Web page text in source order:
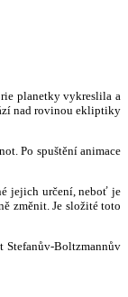
planetky vykreslila a
nad rovinou ekliptiky
Po spuštění animace
jejich určení, neboť je
změnit. Je složité toto
Stefanův-Boltzmannův